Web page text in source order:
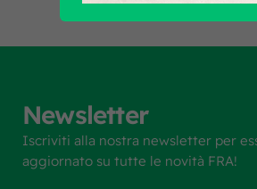
Newsletter
Iscriviti alla nostra newsletter per
aggiornato su tutte le novità FRA!